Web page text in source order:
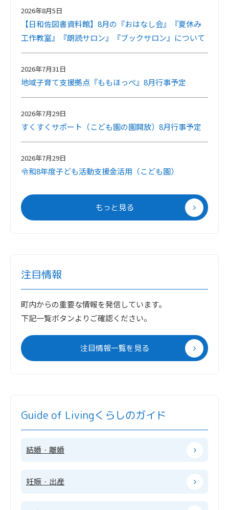
2026年8月5日
【日和佐図書資料館】8月の『おはなし会』『夏休み
工作教室』『朗読サロン』『ブックサロン』について
2026年7月31日
地域子育て支援拠点『ももほっぺ』8月行事予定
2026年7月29日
すくすくサポート（こども園の園開放）8月行事予定
2026年7月29日
令和8年度子ども活動支援金活用（こども園）
もっと見る
注目情報
町内からの重要な情報を発信しています。
下記一覧ボタンよりご確認ください。
注目情報一覧を見る
Guide of Livingくらしのガイド
結婚・離婚
妊娠・出産